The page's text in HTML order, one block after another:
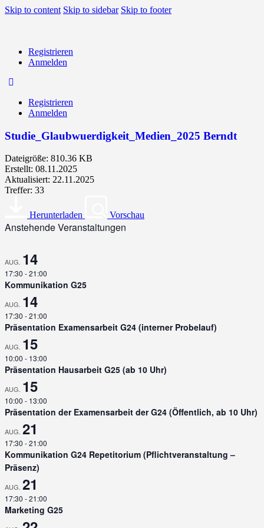
Skip to content Skip to sidebar Skip to footer
Registrieren
Anmelden
Registrieren
Anmelden
Studie_Glaubwuerdigkeit_Medien_2025 Berndt
Dateigröße: 810.36 KB
Erstellt: 08.11.2025
Aktualisiert: 22.11.2025
Treffer: 33
Herunterladen Vorschau
Anstehende Veranstaltungen
AUG. 14
17:30 -21:00
Kommunikation G25
AUG. 14
17:30 -21:00
Präsentation Examensarbeit G24 (interner Probelauf)
AUG. 15
10:00 - 13:00
Präsentation Hausarbeit G25 (ab 10 Uhr)
AUG. 15
10:00 - 13:00
Präsentation der Examensarbeit der G24 (Öffentlich, ab 10 Uhr)
AUG. 21
17:30 -21:00
Kommunikation G24 Repetitorium (Pflichtveranstaltung –
Präsenz)
AUG. 21
17:30 -21:00
Marketing G25